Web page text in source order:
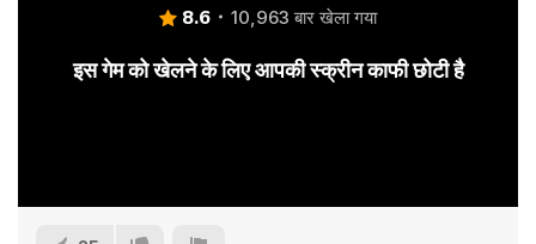
8.6 10,963 बार खेला गया
इस गेम को खेलने के लिए आपकी स्क्रीन काफी छोटी है